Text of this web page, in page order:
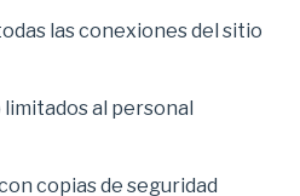
las conexiones del sitio
al personal
copias de seguridad